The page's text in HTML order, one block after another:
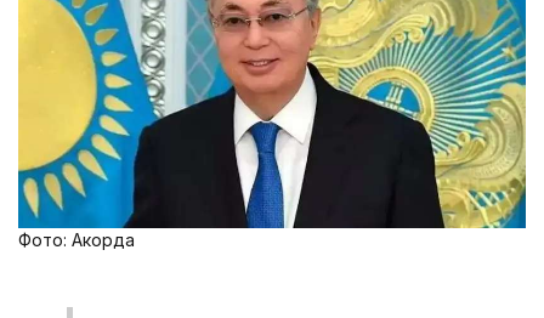
Фото: Акорда